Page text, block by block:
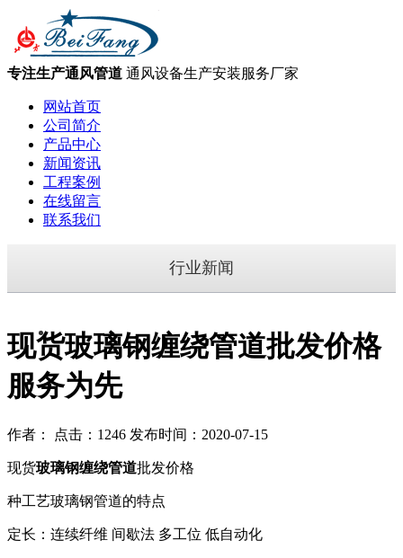
专注生产通风管道 通风设备生产安装服务厂家
网站首页
公司简介
产品中心
新闻资讯
工程案例
在线留言
联系我们
行业新闻
现货玻璃钢缠绕管道批发价格
服务为先
作者： 点击：1246 发布时间：2020-07-15
现货玻璃钢缠绕管道批发价格
种工艺玻璃钢管道的特点
定长：连续纤维 间歇法 多工位 低自动化